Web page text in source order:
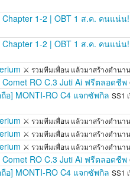
Chapter 1-2 | OBT 1 ส.ค. คนแน่น!
Chapter 1-2 | OBT 1 ส.ค. คนแน่น!
⚔️ รวมทีมเพื่อน แล้วมาสร้างตำนา
RO C.3 Juti Ai ฟรีตลอดชีพ
อ] MONTI-RO C4 แจกซัพกิล SS1
⚔️ รวมทีมเพื่อน แล้วมาสร้างตำนา
⚔️ รวมทีมเพื่อน แล้วมาสร้างตำนา
⚔️ รวมทีมเพื่อน แล้วมาสร้างตำนา
RO C.3 Juti Ai ฟรีตลอดชีพ
อ] MONTI-RO C4 แจกซัพกิล SS1